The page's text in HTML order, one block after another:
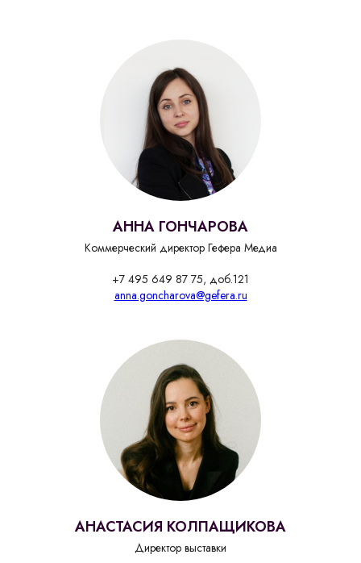
АННА ГОНЧАРОВА
Коммерческий директор Гефера Медиа
+7 495 649 87 75, доб.121
anna.goncharova@gefera.ru
АНАСТАСИЯ КОЛПАЩИКОВА
Директор выставки